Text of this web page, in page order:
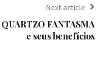
Next article
QUARTZO FANTASMA
e seus benefícios